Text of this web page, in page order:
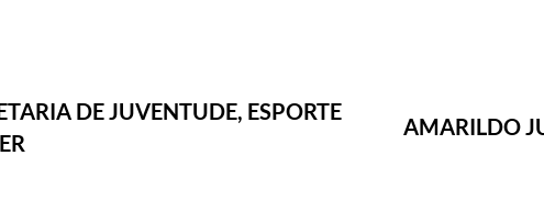
DE JUVENTUDE, ESPORTE
AMARILDO